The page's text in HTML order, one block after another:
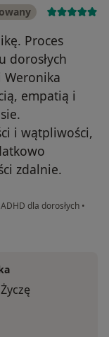
Proces
dorosłych
Weronika
empatią i
i wątpliwości,
zdalnie.
dla dorosłych •